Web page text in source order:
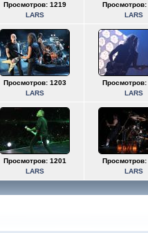
Просмотров: 1219
LARS
Просмотров:
LARS
Просмотров: 1203
LARS
Просмотров:
LARS
Просмотров: 1201
LARS
Просмотров:
LARS